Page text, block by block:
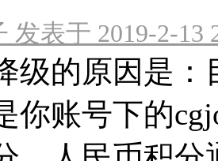
发表于 2019-2-13
级的原因是：
你账号下的